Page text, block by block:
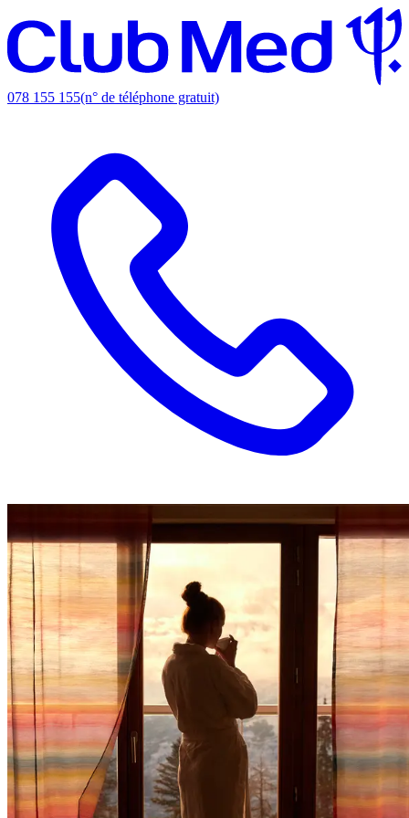
078 155 155(n° de téléphone gratuit)